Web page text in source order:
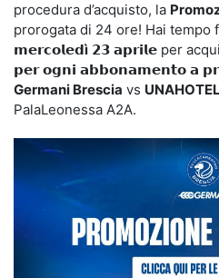
procedura d’acquisto, la
prorogata di 24 ore! Hai tempo
𝗺𝗲𝗿𝗰𝗼𝗹𝗲𝗱ì 𝟮𝟯 𝗮𝗽𝗿𝗶𝗹𝗲 per
𝗽𝗲𝗿 𝗼𝗴𝗻𝗶 𝗮𝗯𝗯𝗼𝗻𝗮𝗺𝗲𝗻𝘁𝗼 𝗮
Germani Brescia vs
PalaLeonessa A2A.